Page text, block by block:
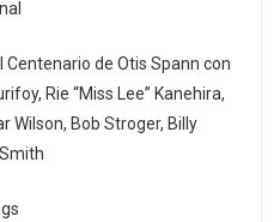
de Otis Spann con
Rie “Miss Lee” Kanehira,
Wilson, Bob Stroger, Billy